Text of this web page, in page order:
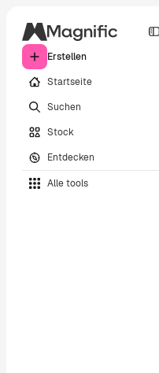
Erstellen
Startseite
Suchen
Stock
Entdecken
Alle tools